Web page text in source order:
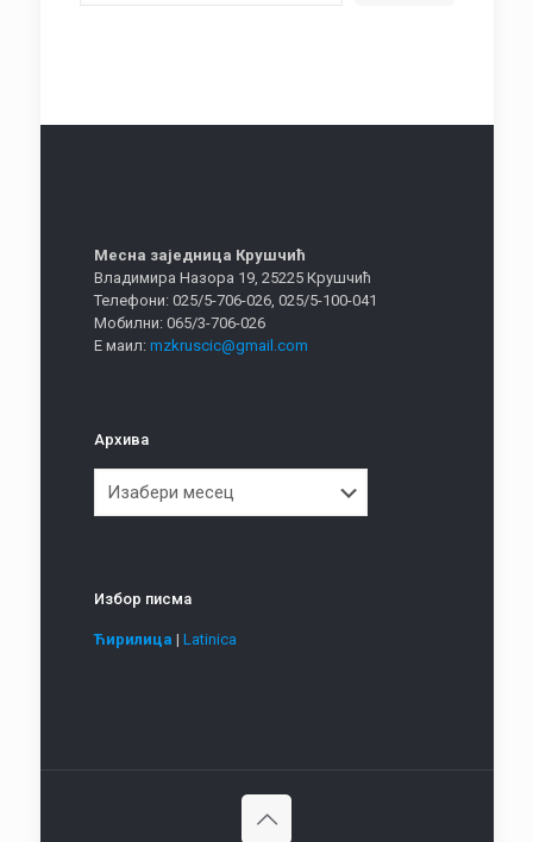
Месна заједница Крушчић
Владимира Назора 19, 25225 Крушчић
Телефони: 025/5-706-026, 025/5-100-041
Мобилни: 065/3-706-026
Е маил: mzkruscic@gmail.com
Архива
Избор писма
Ћирилица | Latinica